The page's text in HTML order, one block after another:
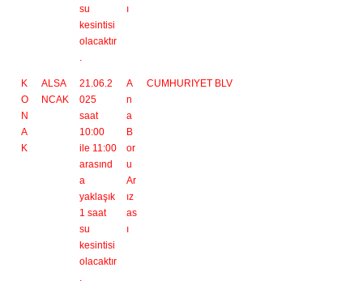
su
kesintisi
olacaktır
.
ı
K
O
N
A
K
ALSA
NCAK
21.06.2
025
saat
10:00
ile 11:00
arasınd
a
yaklaşık
1 saat
su
kesintisi
olacaktır
.
A
n
a
B
or
u
Ar
ız
as
ı
CUMHURIYET BLV